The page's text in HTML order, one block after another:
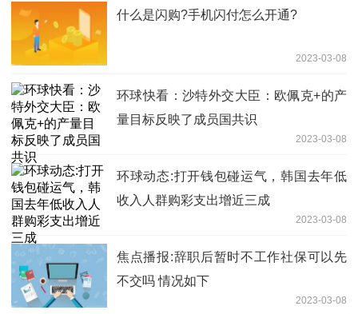
什么是​闪购?手机闪付怎么开通?
2023-03-08
环球快看：沙特外交大臣：欧佩克+的产
量目标反映了成员国共识
2023-03-08
环球动态:打开钱包碰运气，韩国去年低
收入人群购彩支出增近三成
2023-03-08
焦点播报:辞职后暂时不工作社保可以先
不交吗 情况如下
2023-03-08